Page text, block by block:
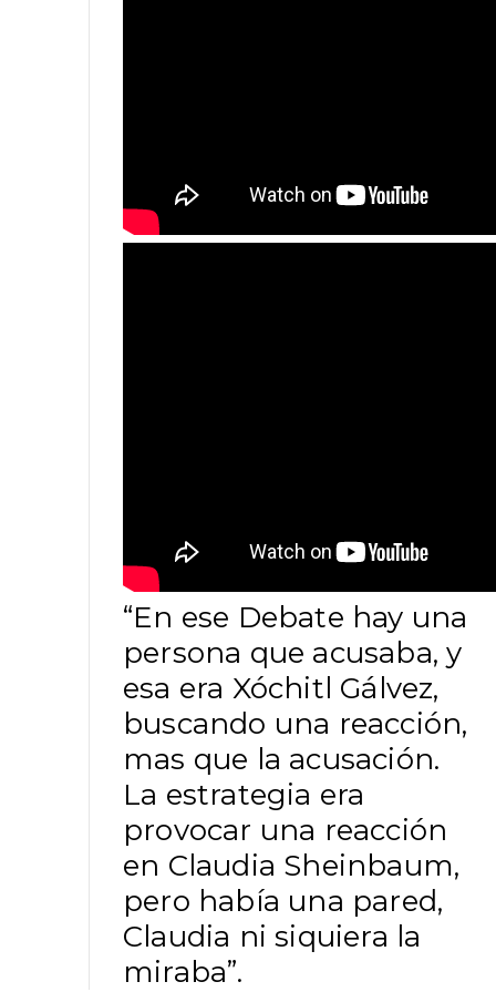
“En ese Debate hay una
persona que acusaba, y
esa era Xóchitl Gálvez,
buscando una reacción,
mas que la acusación.
La estrategia era
provocar una reacción
en Claudia Sheinbaum,
pero había una pared,
Claudia ni siquiera la
miraba”.